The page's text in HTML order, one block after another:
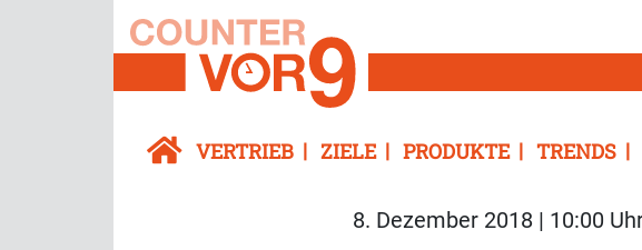
VERTRIEB ZIELE PRODUKTE TRENDS
8. Dezember 2018 | 10:00